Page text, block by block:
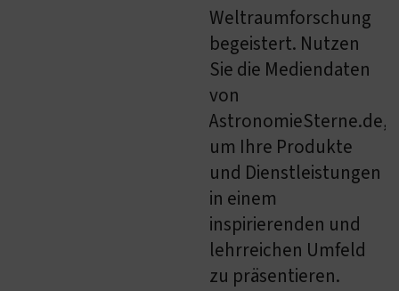
Weltraumforschung
begeistert. Nutzen
Sie die Mediendaten
von
AstronomieSterne.de,
um Ihre Produkte
und Dienstleistungen
in einem
inspirierenden und
lehrreichen Umfeld
zu präsentieren.